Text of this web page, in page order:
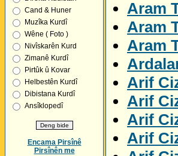
Cand & Huner
Muzîka Kurdî
Wêne ( Foto )
Nivîskarên Kurd
Zimanê Kurdî
Pirtûk û Kovar
Helbestên Kurdî
Dibistana Kurdî
Ansîklopedî
Encama Pirsînê
Pirsînên me
Aram
Aram
Aram
Arif
Arif
Arif
Arif